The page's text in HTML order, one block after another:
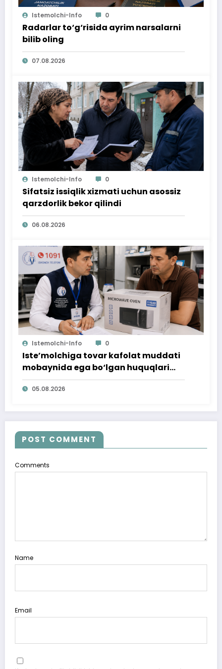
Istemolchi-Info 0
Radarlar to‘g‘risida ayrim narsalarni
bilib oling
07.08.2026
Istemolchi-Info 0
Sifatsiz issiqlik xizmati uchun asossiz
qarzdorlik bekor qilindi
06.08.2026
Istemolchi-Info 0
Iste’molchiga tovar kafolat muddati
mobaynida ega bo‘lgan huquqlari
ta’minlab berildi
05.08.2026
POST COMMENT
Comments
Name
Email